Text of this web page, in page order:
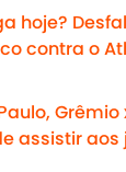
hoje?
contra o
Grêmio
assistir aos